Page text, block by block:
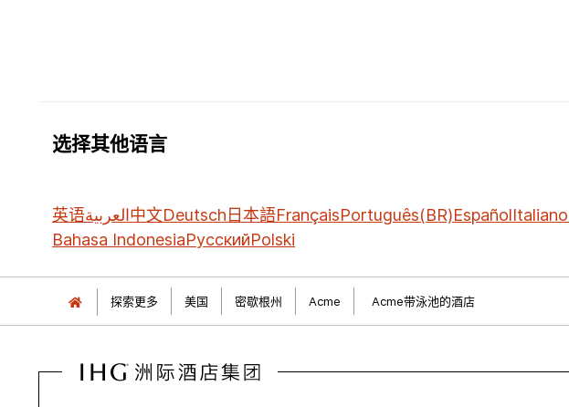
选择其他语言
英语العربية中文Deutsch 日本語FrançaisPortuguês(BR)EspañolItaliano
Bahasa IndonesiaРусскийPolski
探索更多 美国 密歇根州 Acme Acme带泳池的酒店